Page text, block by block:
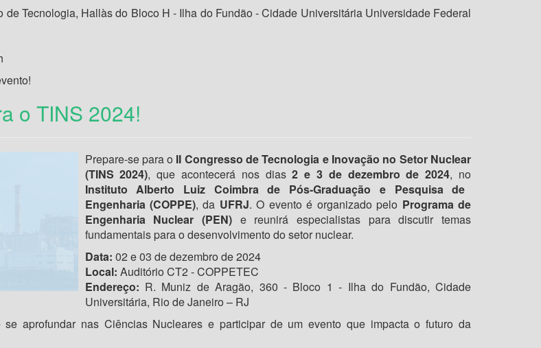
de Tecnologia, Hallàs do Bloco H - Ilha do Fundão - Cidade Universitária Universidade Federal
o TINS 2024!
Prepare-se para o II Congresso de Tecnologia e Inovação no Setor Nuclear
(TINS 2024), que acontecerá nos dias2 e 3 de dezembro de 2024, no
Instituto Alberto Luiz Coimbra de Pós-Graduação e Pesquisa de
Engenharia (COPPE), da UFRJ. O evento é organizado pelo Programa de
Engenharia Nuclear (PEN)e reunirá especialistas para discutir temas
fundamentais para o desenvolvimento do setor nuclear.
Data: 02 e 03 de dezembro de 2024
Local: Auditório CT2 - COPPETEC
Endereço: R. Muniz de Aragão, 360 - Bloco 1 - Ilha do Fundão, Cidade
Universitária, Rio de Janeiro – RJ
aprofundar nas Ciências Nucleares e participar de um evento que impacta o futuro da